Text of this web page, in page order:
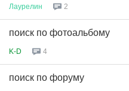
Лаурелин 2
поиск по фотоальбому
K-D 4
поиск по форуму